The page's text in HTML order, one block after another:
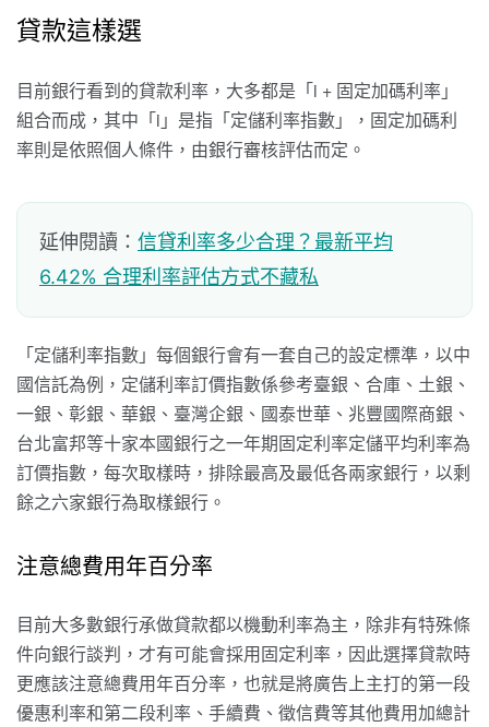
貸款這樣選
目前銀行看到的貸款利率，大多都是「i + 固定加碼利率」
組合而成，其中「i」是指「定儲利率指數」，固定加碼利
率則是依照個人條件，由銀行審核評估而定。
延伸閱讀： 信貸利率多少合理？最新平均
6.42% 合理利率評估方式不藏私
「定儲利率指數」每個銀行會有一套自己的設定標準，以中
國信託為例，定儲利率訂價指數係參考臺銀、合庫、土銀、
一銀、彰銀、華銀、臺灣企銀、國泰世華、兆豐國際商銀、
台北富邦等十家本國銀行之一年期固定利率定儲平均利率為
訂價指數，每次取樣時，排除最高及最低各兩家銀行，以剩
餘之六家銀行為取樣銀行。
注意總費用年百分率
目前大多數銀行承做貸款都以機動利率為主，除非有特殊條
件向銀行談判，才有可能會採用固定利率，因此選擇貸款時
更應該注意總費用年百分率，也就是將廣告上主打的第一段
優惠利率和第二段利率、手續費、徵信費等其他費用加總計